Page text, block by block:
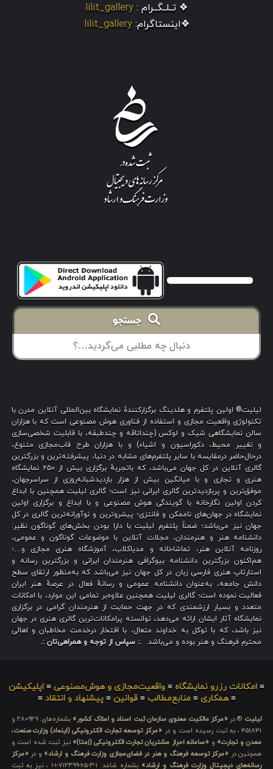
❖ تــلــگــرام : lilit_gallery
❖اینستاگرام: lilit_gallery
جستجو
لیلیت® اولین پلتفرم و هلدینگ برگزارکنندهٔ نمایشگاه بین‌المللی آنلاین مدرن با
تکنولوژی واقعیت مجازی و استفاده از فناوری هوش مصنوعی است که با هزاران
سالن نمایشگاهی شیک و لوکس (چنداتاقه و چندطبقه، با قابلیت شخصی‌سازی
و تغییر محیط، دکوراسیون و اشیاء) و با هزاران طرح قاب‌مجازی متنوع،
درحال‌حاضر درمقایسه با سایر پلتفرم‌های مشابه در دنیا، پیشرفته‌ترین و بزرگترین
گالری آنلاین در کل جهان می‌باشد، که باتجربهٔ برگزاری بیش از ۲۵۰ نمایشگاه
هنری و تجاری و با میانگین بیش از هزار بازدیدشبانه‌روزی از سراسرجهان،
موفق‌ترین و پربازدیدترین گالری ایرانی نیز است؛ گالری لیلیت همچنین با ابداع
کردن اولین نگارخانه با گویندگی هوش مصنوعی و با ابداع و برگزاری اولین
نمایشگاه در جهان‌های ناممکن و فانتزی؛ پیشروترین و نوآورانه‌ترین گالری در کل
جهان نیز می‌باشد؛ ضمناً پلتفرم لیلیت با دارا بودن بخش‌های گوناگون نظیر:
دانشنامه هنر و هنرمندان، مجلات آنلاین با موضوعات گوناگون و عمومی،
روزنامه آنلاین هنر، تماشاخانه و مدیاکلاب، آموزشگاه هنری مجازی و…؛
هم‌اکنون بزرگترین دانشنامه بیوگرافی هنرمندان ایرانی و بزرگترین رسانه و
استارتاپ هنری فارسی زبان در کل جهان نیز می‌باشد که به‌منظور ارتقای سطح
دانش جامعه، به‌عنوان دانشنامه عمومی و رسانهٔ فعال در عرصهٔ هنر ایران
فعالیت نموده است؛ گالری لیلیت همچنین علاوه‌بر تمامی این موارد، با امکانات
متعدد و بسیار ارزشمندی که در جهت حمایت از هنرمندان گرامی در برگزاری
نمایشگاه آثار ایشان ارائه می‌دهد، توانسته پرامکانات‌ترین گالری هنری در جهان
نیز باشد، که با توکل به خداوند متعال، با افتخار درخدمت مخاطبان و اهالی
محترم فرهنگ و هنر بوده و می‌باشد. .: سپاس از توجه و همراهی‌تان :.
≡ امکانات رزرو نمایشگاه ≡ واقعیت‌مجازی و هوش‌مصنوعی ≡ اپلیکیشن
≡همکاری ≡منابع‌مطالب ≡قوانین ≡پیشنهاد و انتقاد ≡
لیلیت ® در «مرکز مالکیت معنوی سازمان ثبت اسناد و املاک کشور»
بشماره‌های: ۲۸۰۹۲۹ و
۴۵۱۸۴۱ ، به ثبت رسیده است و در
«مرکز توسعه تجارت الکترونیکی (اینماد) وزارت صنعت،
معدن و تجارت» و «سامانه احراز مشتریان تجارت الکترونیکی (اِمتا)» نیز ثبت شده است و
همچنین در «مرکز توسعه فرهنگ و هنر در فضای‌مجازی وزارت فرهنگ و ارشاد» و در«مرکز
رسانه‌های دیجیتال وزارت فرهنگ و ارشاد»
بشماره شامَد: ۱-۳-۶۵-۷۱۲۳۹۹-۱-۱ ، نیز به ثبت